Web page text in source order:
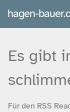
hagen-
Es gibt
Für den RSS